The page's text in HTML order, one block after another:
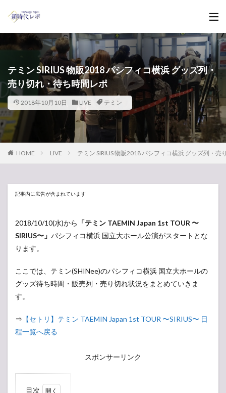
テミン SIRIUS 物販2018 パシフィコ横浜 グッズ列・
売り切れ・待ち時間レポ
2018年10月10日 LIVE テミン
HOME LIVE テミン SIRIUS 物販2018 パシフィコ横浜 グッズ列・売
記事内に広告が含まれています
2018/10/10(水)から 「テミン TAEMIN Japan 1st TOUR 〜
SIRIUS〜」 パシフィコ横浜 国立大ホール公演がスタートとな
ります。
ここでは、テミン(SHINee)のパシフィコ横浜 国立大ホールの
グッズ待ち時間・販売列・売り切れ状況をまとめていきま
す。
⇒ 【セトリ】テミン TAEMIN Japan 1st TOUR 〜SIRIUS〜 日
程一覧へ戻る
スポンサーリンク
目次